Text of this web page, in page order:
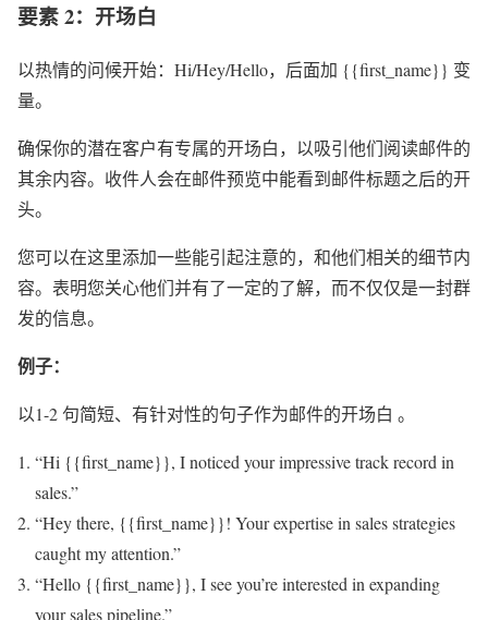
要素 2：开场白
以热情的问候开始：Hi/Hey/Hello，后面加 {{first_name}} 变
量。
确保你的潜在客户有专属的开场白，以吸引他们阅读邮件的
其余内容。收件人会在邮件预览中能看到邮件标题之后的开
头。
您可以在这里添加一些能引起注意的，和他们相关的细节内
容。 表明您关心他们并有了一定的了解，而不仅仅是一封群
发的信息。
例子：
以1-2 句简短、有针对性的句子作为邮件的开场白 。
“Hi {{first_name}}, I noticed your impressive track record in
sales.”
“Hey there, {{first_name}}! Your expertise in sales strategies
caught my attention.”
“Hello {{first_name}}, I see you’re interested in expanding
your sales pipeline.”